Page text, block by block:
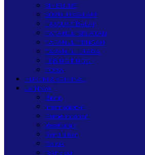
SIMEULUE
SUBULUSSALAM
TANJUNGBALAI
TAPANULI SELATAN
TAPANULI TENGAH
TAPANULI UTARA
TEBING TINGGI
TOBA
HUKUM & KRIMINAL
LAINNYA
Bisnis
Internasional
Pemerintahan
Kesehatan
Pendidikan
Politik
Teknologi